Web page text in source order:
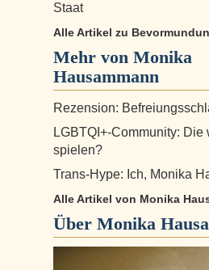
Staat
Alle Artikel zu
Mehr von Monika
Hausammann
Rezension:
LGBTQI+-Community: Die
spielen?
Trans-Hype: Ich, Monika
Alle Artikel von Monika
Über Monika